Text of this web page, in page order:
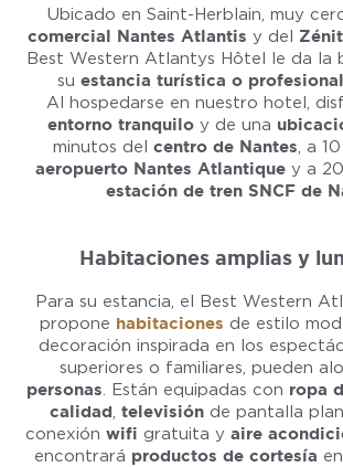
Ubicado en Saint-Herblain, muy
comercial Nantes Atlantis y del
Best Western Atlantys Hôtel le da la
su estancia turística o
Al hospedarse en nuestro hotel,
entorno tranquiloy de una
minutos del centro de Nantes, a
aeropuerto Nantes Atlantiquey a 20
estación de tren SNCF de
Habitaciones amplias y
Para su estancia, el Best Western
propone habitaciones de estilo
decoración inspirada en los
superiores o familiares, pueden
personas. Están equipadas con ropa
calidad, televisión de pantalla
conexión wifi gratuita y aire
encontrará productos de cortesía